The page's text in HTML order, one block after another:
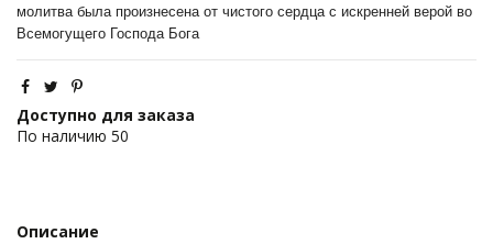
молитва была произнесена от чистого сердца с искренней верой во
Всемогущего Господа Бога
Доступно для заказа
По наличию 50
Описание